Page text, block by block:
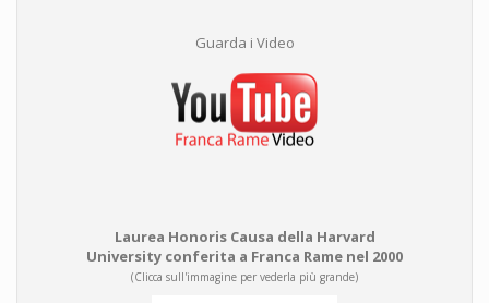
Guarda i Video
Laurea Honoris Causa della Harvard
University conferita a Franca Rame nel 2000
(Clicca sull'immagine per vederla più grande)